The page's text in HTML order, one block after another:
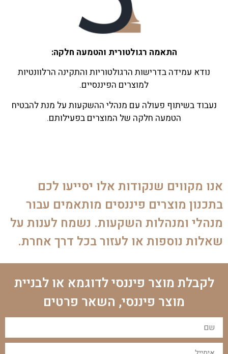
התאמה רגולטורית והטמעה חלקה:
נודא עמידה בדרישות הרגולטוריות והתקינה הרלוונטיות
למוצרים הפיננסיים.
נעבוד בשיתוף פעולה עם מנהלי ההשקעות על מנת להבטיח
הטמעה חלקה של המוצרים בפעילותם.
אנו מקווים שנקודות אלו יסייעו לכם
בתכנון מוצרים פיננסים מותאמים עבור
מנהלי ומנהלות השקעות. נשמח לענות על
שאלות נוספות או לעזור בכל דרך אחרת.
לקבלת מוצר פיננסי לדוגמא או לבניית
מוצר פיננסי, השאר פרטים